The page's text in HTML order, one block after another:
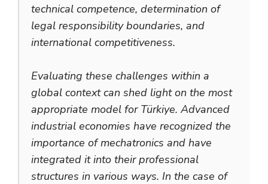
technical competence, determination of
legal responsibility boundaries, and
international competitiveness.
Evaluating these challenges within a
global context can shed light on the most
appropriate model for Türkiye. Advanced
industrial economies have recognized the
importance of mechatronics and have
integrated it into their professional
structures in various ways. In the case of